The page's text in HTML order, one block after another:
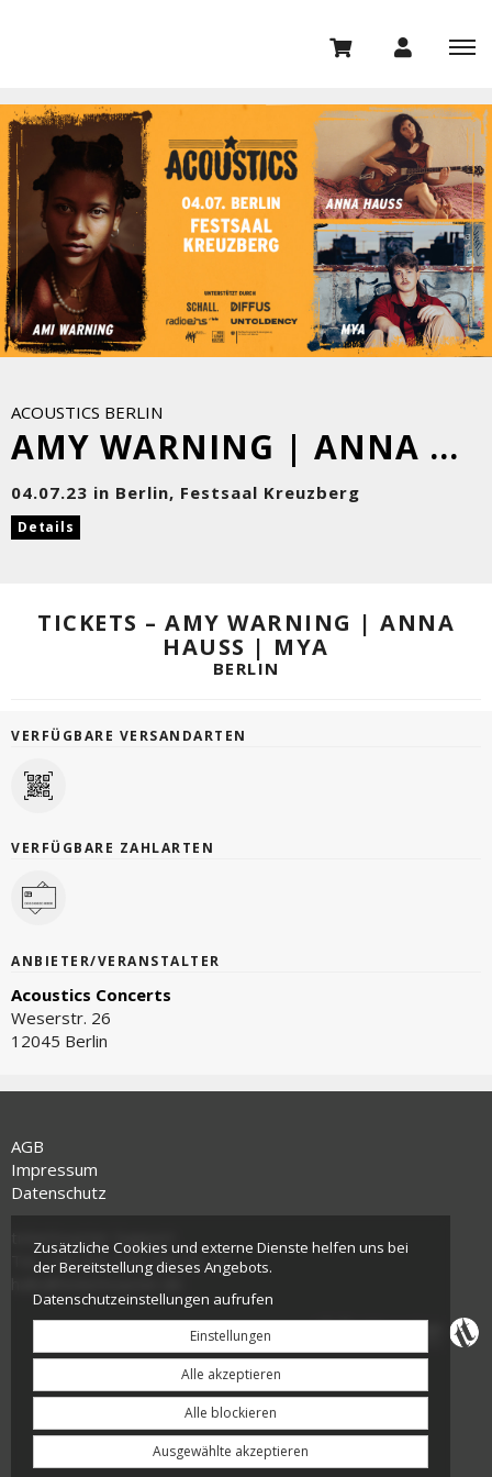
ACOUSTICS BERLIN
AMY WARNING | ANNA HAUSS | MYA
04.07.23 in Berlin, Festsaal Kreuzberg
Details
TICKETS – AMY WARNING | ANNA
HAUSS | MYA
BERLIN
VERFÜGBARE VERSANDARTEN
VERFÜGBARE ZAHLARTEN
ANBIETER/VERANSTALTER
Acoustics Concerts
Weserstr. 26
12045 Berlin
AGB
Impressum
Datenschutz
tickettoaster Support
Tel.: +49 561 350 296 28 - 0
hallo@tickettoaster.de
Zusätzliche Cookies und externe Dienste helfen uns bei
der Bereitstellung dieses Angebots.
Datenschutzeinstellungen aufrufen
Einstellungen
Alle akzeptieren
Alle blockieren
Ausgewählte akzeptieren